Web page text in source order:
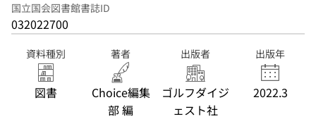
国立国会図書館書誌ID
032022700
資料種別
図書
著者
Choice編集
部 編
出版者
ゴルフダイジ
ェスト社
出版年
2022.3